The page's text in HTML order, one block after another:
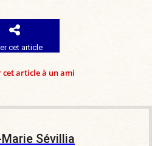
cet article
article à un ami
Sévillia